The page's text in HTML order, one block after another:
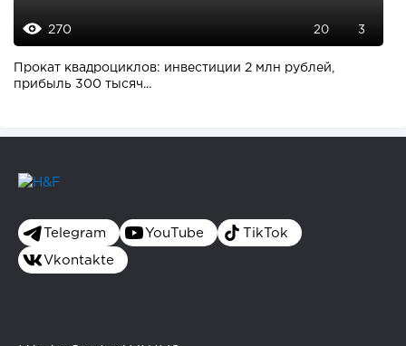
270 20 3
Прокат квадроциклов: инвестиции 2 млн рублей,
прибыль 300 тысяч...
Telegram YouTube TikTok
Vkontakte